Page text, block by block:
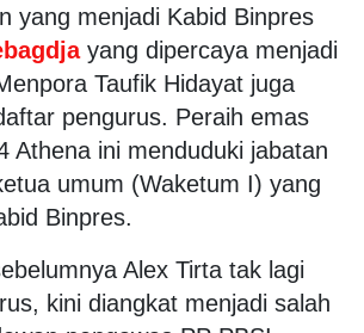
yang menjadi Kabid Binpres
yang dipercaya menjadi
Taufik Hidayat juga
pengurus. Peraih emas
Athena ini menduduki jabatan
umum (Waketum I) yang
Binpres.
Alex Tirta tak lagi
kini diangkat menjadi salah